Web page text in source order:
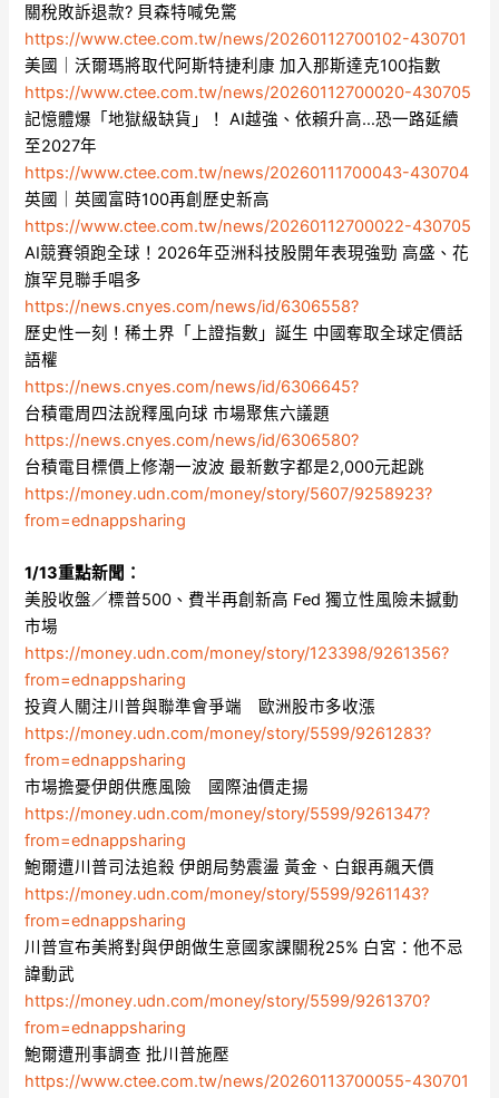
關稅敗訴退款? 貝森特喊免驚
https://www.ctee.com.tw/news/20260112700102-430701
美國｜沃爾瑪將取代阿斯特捷利康 加入那斯達克100指數
https://www.ctee.com.tw/news/20260112700020-430705
記憶體爆「地獄級缺貨」！ AI越強、依賴升高…恐一路延續
至2027年
https://www.ctee.com.tw/news/20260111700043-430704
英國｜英國富時100再創歷史新高
https://www.ctee.com.tw/news/20260112700022-430705
AI競賽領跑全球！2026年亞洲科技股開年表現強勁 高盛、花
旗罕見聯手唱多
https://news.cnyes.com/news/id/6306558?
歷史性一刻！稀土界「上證指數」誕生 中國奪取全球定價話
語權
https://news.cnyes.com/news/id/6306645?
台積電周四法說釋風向球 市場聚焦六議題
https://news.cnyes.com/news/id/6306580?
台積電目標價上修潮一波波 最新數字都是2,000元起跳
https://money.udn.com/money/story/5607/9258923?
from=ednappsharing
1/13重點新聞：
美股收盤／標普500、費半再創新高 Fed 獨立性風險未撼動
市場
https://money.udn.com/money/story/123398/9261356?
from=ednappsharing
投資人關注川普與聯準會爭端 歐洲股市多收漲
https://money.udn.com/money/story/5599/9261283?
from=ednappsharing
市場擔憂伊朗供應風險 國際油價走揚
https://money.udn.com/money/story/5599/9261347?
from=ednappsharing
鮑爾遭川普司法追殺 伊朗局勢震盪 黃金、白銀再飆天價
https://money.udn.com/money/story/5599/9261143?
from=ednappsharing
川普宣布美將對與伊朗做生意國家課關稅25% 白宮：他不忌
諱動武
https://money.udn.com/money/story/5599/9261370?
from=ednappsharing
鮑爾遭刑事調查 批川普施壓
https://www.ctee.com.tw/news/20260113700055-430701